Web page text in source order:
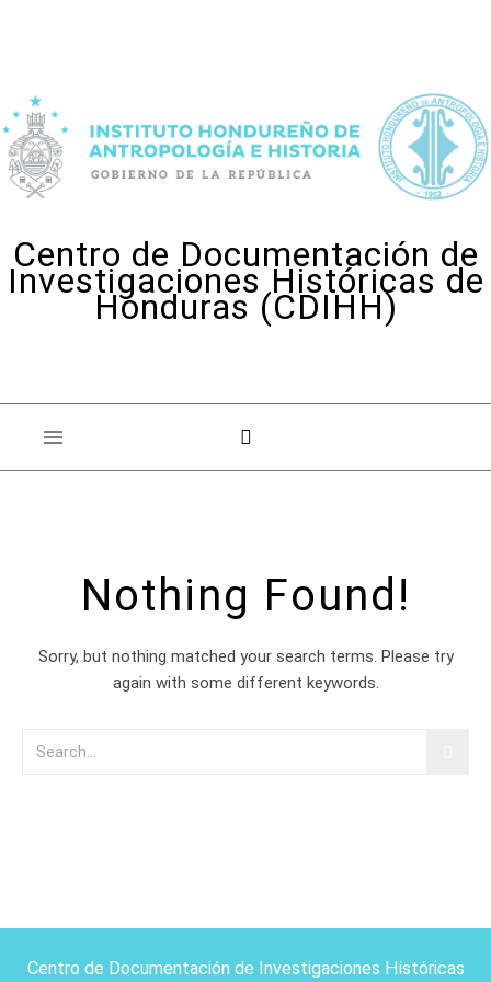
Centro de Documentación de
Investigaciones Históricas de
Honduras (CDIHH)
Nothing Found!
Sorry, but nothing matched your search terms. Please try
again with some different keywords.
Centro de Documentación de Investigaciones Históricas